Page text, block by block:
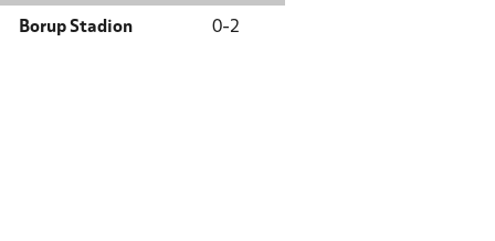
Borup Stadion 0-2